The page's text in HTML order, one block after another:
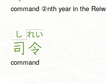
command ②nth year in the
し
司
れい
令
command